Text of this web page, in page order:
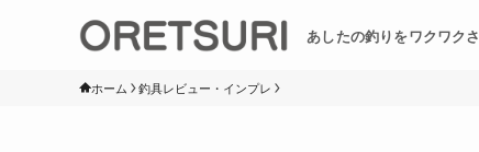
あしたの釣りをワクワク
ホーム 釣具レビュー・インプレ